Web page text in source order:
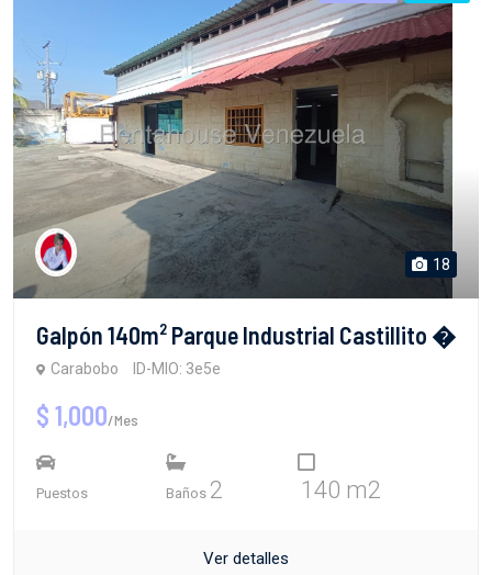
18
Galpón 140m² Parque Industrial Castillito �
Carabobo ID-MIO: 3e5e
$ 1,000/Mes
Puestos Baños 2 140 m2
Ver detalles